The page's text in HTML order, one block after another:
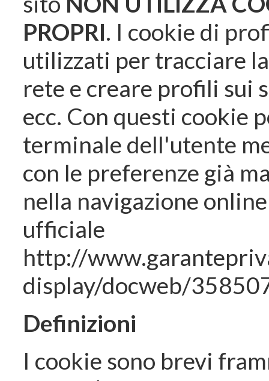
PROPRI. I cookie di
utilizzati per tracciare
rete e creare profili sui
ecc. Con questi cookie
terminale dell'utente
con le preferenze già
nella navigazione
ufficiale
http://
display/docweb/
Definizioni
I cookie sono brevi